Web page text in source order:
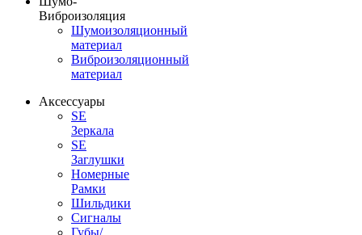
Виброизоляция
Шумоизоляционный
материал
Виброизоляционный
материал
Аксессуары
SE
Зеркала
SE
Заглушки
Номерные
Рамки
Шильдики
Сигналы